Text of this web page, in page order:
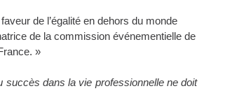
de l’égalité en dehors du monde
de la commission événementielle de
»
succès dans la vie professionnelle ne doit